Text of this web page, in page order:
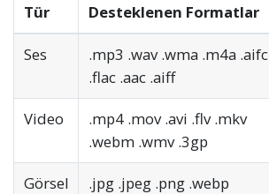
Tür Desteklenen Formatlar
Ses
.mp3 .wav .wma .m4a .aifc
.flac .aac .aiff
Video
.mp4 .mov .avi .flv .mkv
.webm .wmv .3gp
Görsel .jpg .jpeg .png .webp